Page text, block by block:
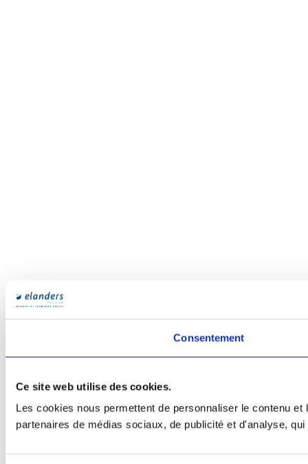
Consentement
Ce site web utilise des cookies.
Les cookies nous permettent de personnaliser le contenu
partenaires de médias sociaux, de publicité et d'analyse,